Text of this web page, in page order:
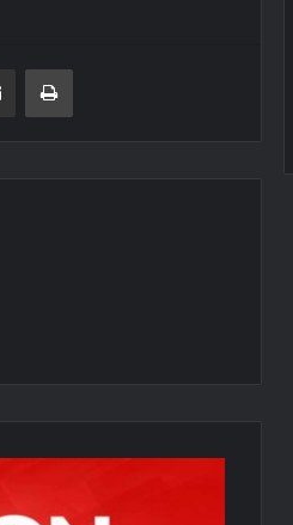
E-Posta ile paylaş Yazdır